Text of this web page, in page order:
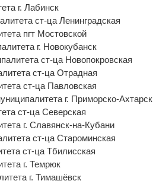
г. Лабинск
ст-ца Ленинградская
пгт Мостовской
г. Новокубанск
ст-ца Новопокровская
ст-ца Отрадная
ст-ца Павловская
г. Приморско-Ахтарск
ст-ца Северская
г. Славянск-на-Кубани
ст-ца Староминская
ст-ца Тбилисская
г. Темрюк
г. Тимашёвск